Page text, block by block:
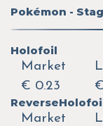
Pokémon -
Holofoil
Market
€ 0.23
Market